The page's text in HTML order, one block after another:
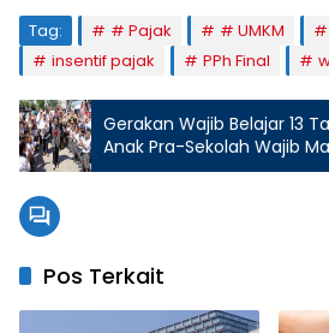
Tag: # Pajak # UMKM
insentif pajak
PPh Final
Gerakan Wajib Belajar 13
Anak Pra-Sekolah Wajib
Pos Terkait